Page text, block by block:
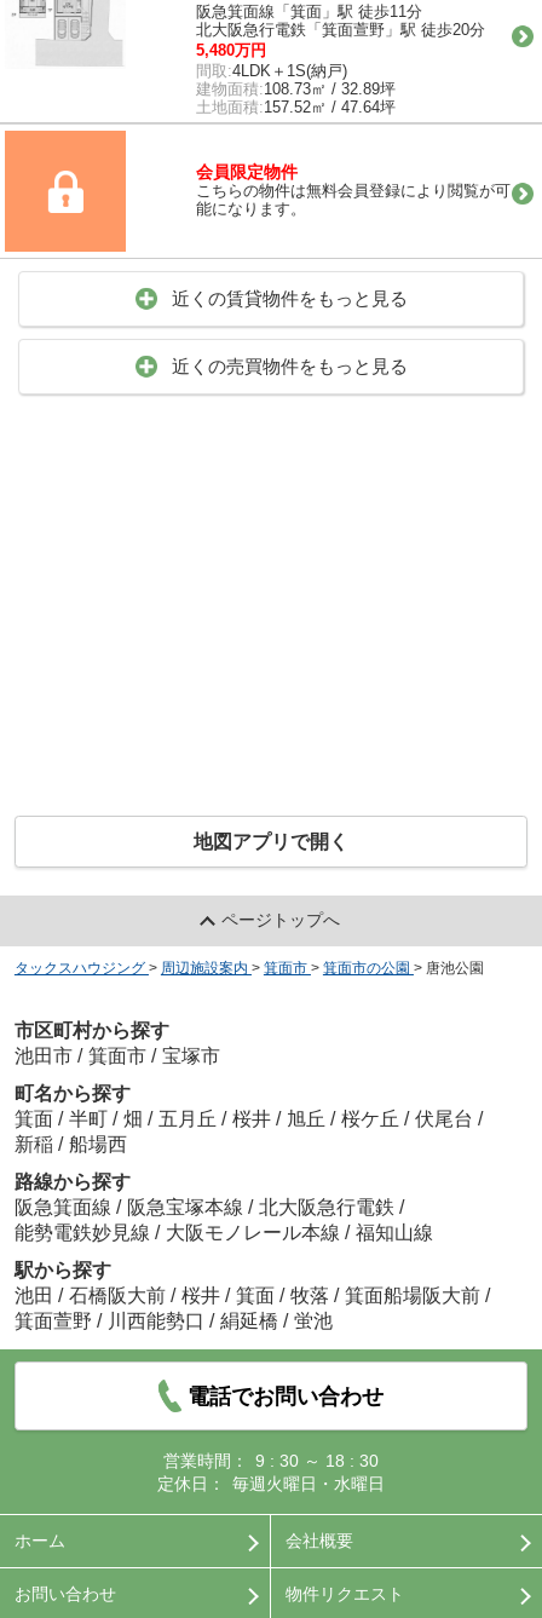
阪急箕面線「箕面」駅 徒歩11分
北大阪急行電鉄「箕面萱野」駅 徒歩20分
5,480万円
間取:4LDK＋1S(納戸)
建物面積:108.73㎡ / 32.89坪
土地面積:157.52㎡ / 47.64坪
会員限定物件
こちらの物件は無料会員登録により閲覧が可
能になります。
近くの賃貸物件をもっと見る
近くの売買物件をもっと見る
地図アプリで開く
ページトップへ
タックスハウジング > 周辺施設案内 > 箕面市 > 箕面市の公園 > 唐池公園
市区町村から探す
池田市 / 箕面市 / 宝塚市
町名から探す
箕面 / 半町 / 畑 / 五月丘 / 桜井 / 旭丘 / 桜ケ丘 / 伏尾台 /
新稲 / 船場西
路線から探す
阪急箕面線 / 阪急宝塚本線 / 北大阪急行電鉄 /
能勢電鉄妙見線 / 大阪モノレール本線 / 福知山線
駅から探す
池田 / 石橋阪大前 / 桜井 / 箕面 / 牧落 / 箕面船場阪大前 /
箕面萱野 / 川西能勢口 / 絹延橋 / 蛍池
電話でお問い合わせ
営業時間：
9 : 30 ～ 18 : 30
定休日：
毎週火曜日・水曜日
ホーム 会社概要
お問い合わせ 物件リクエスト